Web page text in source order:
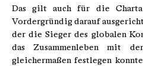
Das gilt auch für die
Vordergründig darauf
der die Sieger des globalen
das Zusammenleben mit
gleichermaßen festlegen